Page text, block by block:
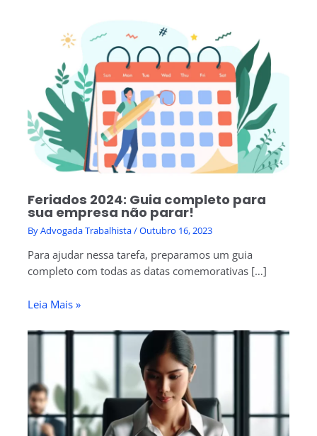
Feriados 2024: Guia completo para
sua empresa não parar!
ByAdvogada Trabalhista/Outubro 16, 2023
Para ajudar nessa tarefa, preparamos um guia
completo com todas as datas comemorativas […]
Leia Mais »